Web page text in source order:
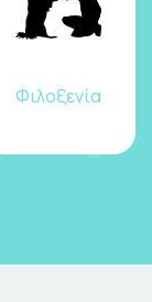
Φιλοξενία